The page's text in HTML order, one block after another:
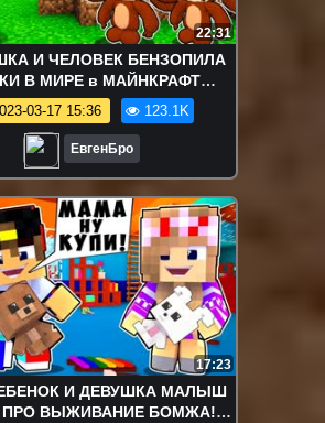
22:31
И ЧЕЛОВЕК БЕНЗОПИЛА
В МИРЕ в МАЙНКРАФТ
НУБ И ПРО ВИДЕО ТРОЛЛИНГ
MINECRAFT
03-17 15:36 123.1K
ЕвгенБро
17:23
И ДЕВУШКА МАЛЫШ
ПРО ВЫЖИВАНИЕ БОМЖА!